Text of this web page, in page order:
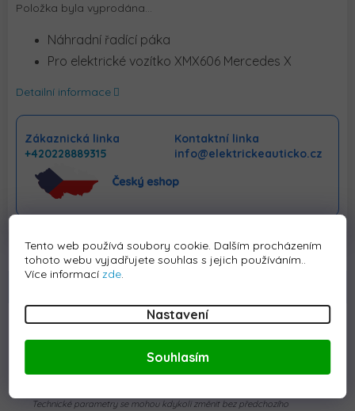
Tento web používá soubory cookie. Dalším procházením
tohoto webu vyjadřujete souhlas s jejich používáním..
Více informací zde
Nastavení
Souhlasím
Položka byla vyprodána…
Náhradní řadící páka
Pro elektrické vozítko XMX606 Mercedes X
Detailní informace
Zákaznická linka
+420228889315
Kontaktní linka
info@elektrickeauticko.cz
Detailní popis produktu
Náhradní řídící páka pro elektrické vozítko
Technické parametry se mohou kdykoli změnit bez předchozího